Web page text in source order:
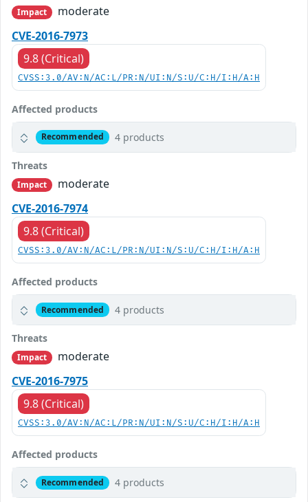
Impact
moderate
CVE-2016-7973
9.8 (Critical)
CVSS:3.0/AV:N/AC:L/PR:N/UI:N/S:U/C:H/I:H/A:H
Affected products
Recommended 4 products
Threats
Impact
moderate
CVE-2016-7974
9.8 (Critical)
CVSS:3.0/AV:N/AC:L/PR:N/UI:N/S:U/C:H/I:H/A:H
Affected products
Recommended 4 products
Threats
Impact
moderate
CVE-2016-7975
9.8 (Critical)
CVSS:3.0/AV:N/AC:L/PR:N/UI:N/S:U/C:H/I:H/A:H
Affected products
Recommended 4 products